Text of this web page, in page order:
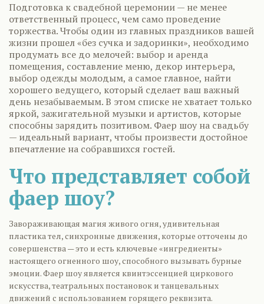
Подготовка к свадебной церемонии — не менее
ответственный процесс, чем само проведение
торжества. Чтобы один из главных праздников вашей
жизни прошел «без сучка и задоринки», необходимо
продумать все до мелочей: выбор и аренда
помещения, составление меню, декор интерьера,
выбор одежды молодым, а самое главное, найти
хорошего ведущего, который сделает ваш важный
день незабываемым. В этом списке не хватает только
яркой, зажигательной музыки и артистов, которые
способны зарядить позитивом. Фаер шоу на свадьбу
— идеальный вариант, чтобы произвести достойное
впечатление на собравшихся гостей.
Что представляет собой
фаер шоу?
Завораживающая магия живого огня, удивительная
пластика тел, синхронные движения, которые отточены до
совершенства — это и есть ключевые «ингредиенты»
настоящего огненного шоу, способного вызывать бурные
эмоции. Фаер шоу является квинтэссенцией циркового
искусства, театральных постановок и танцевальных
движений с использованием горящего реквизита.